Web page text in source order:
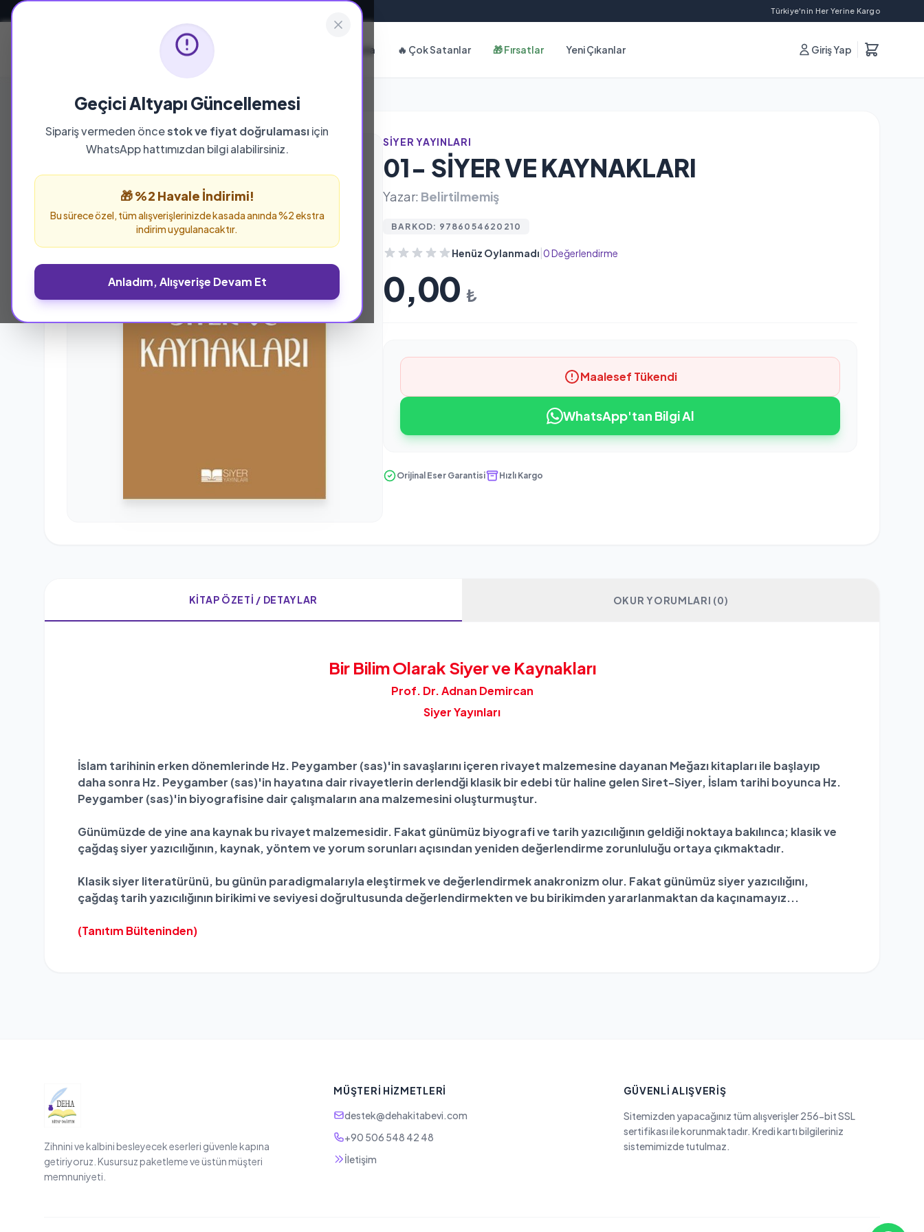
Geçici Altyapı Güncellemesi
Sipariş vermeden öncestok ve fiyat doğrulamasıiçin
WhatsApp hattımızdan bilgi alabilirsiniz.
🎁 %2 Havale İndirimi!
Bu sürece özel, tüm alışverişlerinizde kasada anında %2 ekstra
indirim uygulanacaktır.
Anladım, Alışverişe Devam Et
Türkiye'nin Her Yerine Kargo
Hakkımızda 🔥 Çok Satanlar 🎁 Fırsatlar Yeni Çıkanlar Giriş Yap
SIYER YAYINLARI
01- SİYER VE KAYNAKLARI
Yazar: Belirtilmemiş
BARKOD: 9786054620210
Henüz Oylanmadı 0 Değerlendirme
0,00 ₺
Maalesef Tükendi
WhatsApp'tan Bilgi Al
Orijinal Eser Garantisi Hızlı Kargo
KITAP ÖZETI / DETAYLAR OKUR YORUMLARI (0)
Bir Bilim Olarak Siyer ve Kaynakları
Prof. Dr. Adnan Demircan
Siyer Yayınları
İslam tarihinin erken dönemlerinde Hz. Peygamber (sas)'in savaşlarını içeren rivayet malzemesine dayanan Meğazı kitapları ile başlayıp
daha sonra Hz. Peygamber (sas)'in hayatına dair rivayetlerin derlendği klasik bir edebi tür haline gelen Siret-Siyer, İslam tarihi boyunca Hz.
Peygamber (sas)'in biyografisine dair çalışmaların ana malzemesini oluşturmuştur.
Günümüzde de yine ana kaynak bu rivayet malzemesidir. Fakat günümüz biyografi ve tarih yazıcılığının geldiği noktaya bakılınca; klasik ve
çağdaş siyer yazıcılığının, kaynak, yöntem ve yorum sorunları açısından yeniden değerlendirme zorunluluğu ortaya çıkmaktadır.
Klasik siyer literatürünü, bu günün paradigmalarıyla eleştirmek ve değerlendirmek anakronizm olur. Fakat günümüz siyer yazıcılığını,
çağdaş tarih yazıcılığının birikimi ve seviyesi doğrultusunda değerlendirmekten ve bu birikimden yararlanmaktan da kaçınamayız...
(Tanıtım Bülteninden)
Zihnini ve kalbini besleyecek eserleri güvenle kapına
getiriyoruz. Kusursuz paketleme ve üstün müşteri
memnuniyeti.
MÜŞTERI HIZMETLERI
destek@dehakitabevi.com
+90 506 548 42 48
İletişim
GÜVENLI ALIŞVERIŞ
Sitemizden yapacağınız tüm alışverişler 256-bit SSL
sertifikası ile korunmaktadır. Kredi kartı bilgileriniz
sistemimizde tutulmaz.